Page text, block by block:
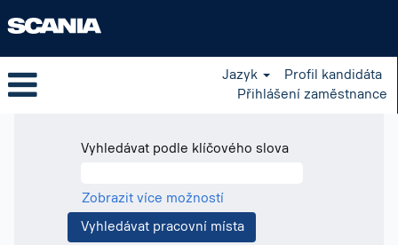
Jazyk
Profil kandidáta
Přihlášení zaměstnance
Vyhledávat podle klíčového slova
Zobrazit více možností